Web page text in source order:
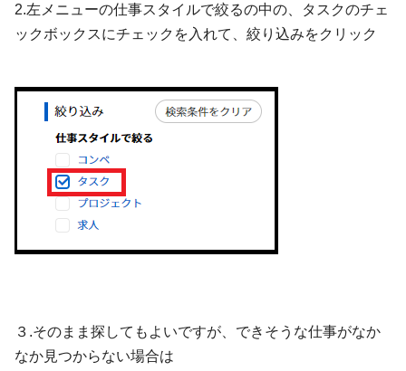
2.左メニューの仕事スタイルで絞るの中の、タスクのチェ
ックボックスにチェックを入れて、絞り込みをクリック
３.そのまま探してもよいですが、できそうな仕事がなか
なか見つからない場合は